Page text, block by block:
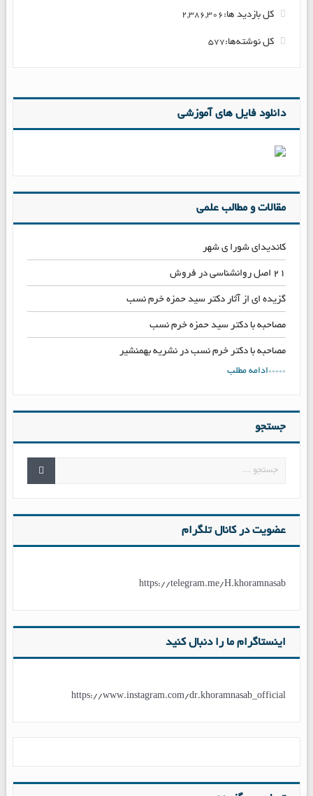
کل بازدید ها: 2,386,306
کل نوشته‌ها:577
دانلود فایل های آموزشی
مقالات و مطالب علمی
کاندیدای شورا ی شهر
۲۱ اصل روانشناسی در فروش
گزیده ای از آثار دکتر سید حمزه خرم نسب
مصاحبه با دکتر سید حمزه خرم نسب
مصاحبه با دکتر خرم نسب در نشریه بهمنشیر
*****ادامه مطلب
جستجو
عضویت در کانال تلگرام
https://telegram.me/H.khoramnasab
اینستاگرام ما را دنبال کنید
https://www.instagram.com/dr.khoramnasab_official